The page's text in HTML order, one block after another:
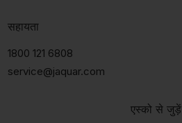
एस्को से जुड़ें
सहायता
1800 121 6808
service@jaquar.com